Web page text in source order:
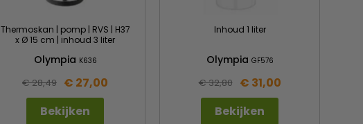
Thermoskan | pomp | RVS | H37
x Ø 15 cm | inhoud 3 liter
Olympia K636
€ 28,49 € 27,00
Bekijken
Inhoud 1 liter
Olympia GF576
€ 32,80
€ 31,00
Bekijken